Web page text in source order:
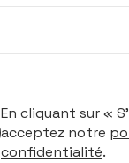
En cliquant sur «
acceptez notre
confidentialité.